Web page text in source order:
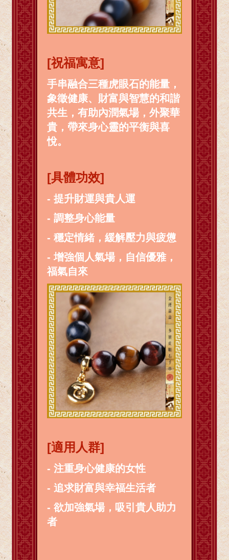
[祝福寓意]
手串融合三種虎眼石的能量，
象徵健康、財富與智慧的和諧
共生，有助內潤氣場，外聚華
貴，帶來身心靈的平衡與喜
悅。
[具體功效]
- 提升財運與貴人運
- 調整身心能量
- 穩定情緒，緩解壓力與疲憊
- 增強個人氣場，自信優雅，
福氣自來
[適用人群]
- 注重身心健康的女性
- 追求財富與幸福生活者
- 欲加強氣場，吸引貴人助力
者